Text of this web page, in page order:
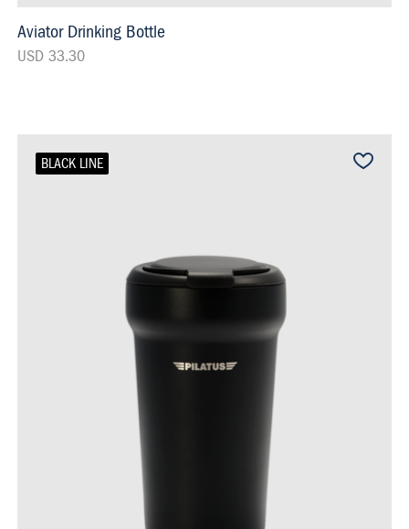
Aviator Drinking Bottle
USD 33.30
BLACK LINE